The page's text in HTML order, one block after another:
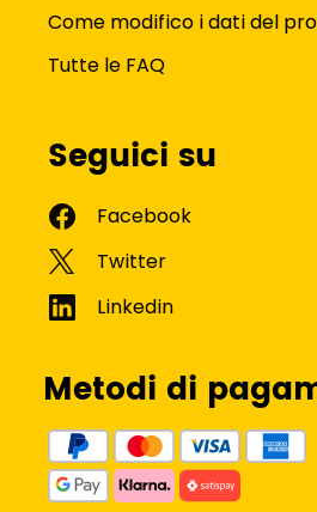
Come modifico i dati del
Tutte le FAQ
Seguici su
Metodi di